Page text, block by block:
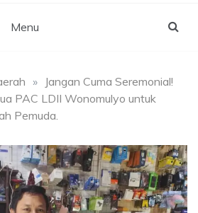
Menu
» Jangan Cuma Seremonial!
PAC LDII Wonomulyo untuk
Pemuda.